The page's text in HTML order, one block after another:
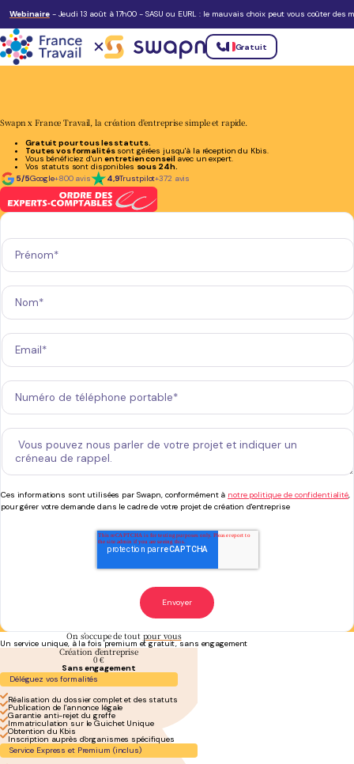
Webinaire- Jeudi 13 août à 17h00 - SASU ou EURL : le mauvais choix peut vous coûter des
Gratuit
Swapn x France Travail, la création d'entreprise simple et rapide.
Gratuit pour tous les statuts.
Toutes vos formalitéssont gérées jusqu'à la réception du Kbis.
Vous bénéficiez d'unentretien conseilavec un expert.
Vos statuts sont disponibles sous 24h.
5/5Google+800 avis 4,9Trustpilot+372 avis
Ces informations sont utilisées par Swapn, conformément à notre politique de confidentialité,
pour gérer votre demande dans le cadre de votre projet de création d'entreprise
On s’occupe de toutpour vous
Un service unique, à la fois premium et gratuit, sans engagement
Création d’entreprise
0 €
Sans engagement
Déléguez vos formalités
Réalisation du dossier complet et des statuts
Publication de l'annonce légale
Garantie anti-rejet du greffe
Immatriculation sur le Guichet Unique
Obtention du Kbis
Inscription auprès d'organismes spécifiques
Service Express et Premium (inclus)